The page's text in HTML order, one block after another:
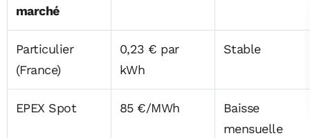
marché
Particulier
(France)
0,23 € par
kWh
Stable
EPEX Spot 85 €/MWh
Baisse
mensuelle